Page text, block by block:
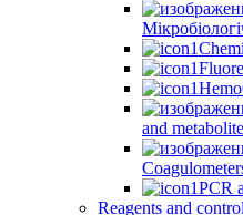
and
PCR
Reagents and